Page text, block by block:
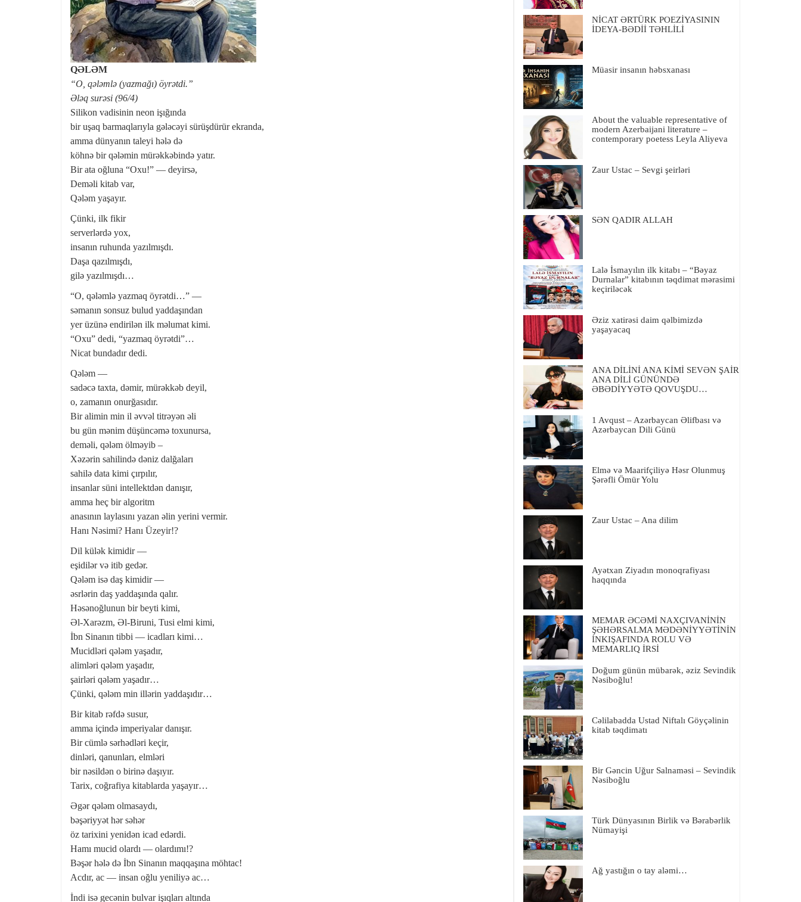
QƏLƏM
“O, qələmlə (yazmağı) öyrətdi.”
Ələq surəsi (96/4)
Silikon vadisinin neon işığında
bir uşaq barmaqlarıyla gələcəyi sürüşdürür ekranda,
amma dünyanın taleyi hələ də
köhnə bir qələmin mürəkkəbində yatır.
Bir ata oğluna “Oxu!” — deyirsə,
Deməli kitab var,
Qələm yaşayır.
Çünki, ilk fikir
serverlərdə yox,
insanın ruhunda yazılmışdı.
Daşa qazılmışdı,
gilə yazılmışdı…
“O, qələmlə yazmaq öyrətdi…” —
səmanın sonsuz bulud yaddaşından
yer üzünə endirilən ilk məlumat kimi.
“Oxu” dedi, “yazmaq öyrətdi”…
Nicat bundadır dedi.
Qələm —
sadəcə taxta, dəmir, mürəkkəb deyil,
o, zamanın onurğasıdır.
Bir alimin min il əvvəl titrəyən əli
bu gün mənim düşüncəmə toxunursa,
deməli, qələm ölməyib –
Xəzərin sahilində dəniz dalğaları
sahilə data kimi çırpılır,
insanlar süni intellektdən danışır,
amma heç bir algoritm
anasının laylasını yazan əlin yerini vermir.
Hanı Nəsimi? Hanı Üzeyir!?
Dil külək kimidir —
eşidilər və itib gedər.
Qələm isə daş kimidir —
əsrlərin daş yaddaşında qalır.
Həsənoğlunun bir beyti kimi,
Əl-Xarəzm, Əl-Biruni, Tusi elmi kimi,
İbn Sinanın tibbi — icadları kimi…
Mucidləri qələm yaşadır,
alimləri qələm yaşadır,
şairləri qələm yaşadır…
Çünki, qələm min illərin yaddaşıdır…
Bir kitab rəfdə susur,
amma içində imperiyalar danışır.
Bir cümlə sərhədləri keçir,
dinləri, qanunları, elmləri
bir nəsildən o birinə daşıyır.
Tarix, coğrafiya kitablarda yaşayır…
Əgər qələm olmasaydı,
bəşəriyyət hər səhər
öz tarixini yenidən icad edərdi.
Hamı mucid olardı — olardımı!?
Bəşər hələ də İbn Sinanın maqqaşına möhtac!
Acdır, ac — insan oğlu yeniliyə ac…
İndi isə gecənin bulvar işıqları altında
NİCAT ƏRTÜRK POEZİYASININ
İDEYA-BƏDİİ TƏHLİLİ
Müasir insanın həbsxanası
About the valuable representative of
modern Azerbaijani literature –
contemporary poetess Leyla Aliyeva
Zaur Ustac – Sevgi şeirləri
SƏN QADIR ALLAH
Lalə İsmayılın ilk kitabı – “Bəyaz
Durnalar” kitabının təqdimat mərasimi
keçiriləcək
Əziz xatirəsi daim qəlbimizdə
yaşayacaq
ANA DİLİNİ ANA KİMİ SEVƏN ŞAİR
ANA DİLİ GÜNÜNDƏ
ƏBƏDİYYƏTƏ QOVUŞDU…
1 Avqust – Azərbaycan Əlifbası və
Azərbaycan Dili Günü
Elmə və Maarifçiliyə Həsr Olunmuş
Şərəfli Ömür Yolu
Zaur Ustac – Ana dilim
Ayətxan Ziyadın monoqrafiyası
haqqında
MEMAR ƏCƏMİ NAXÇIVANİNİN
ŞƏHƏRSALMA MƏDƏNİYYƏTİNİN
İNKIŞAFINDA ROLU VƏ
MEMARLIQ İRSİ
Doğum günün mübarək, əziz Sevindik
Nəsiboğlu!
Cəlilabadda Ustad Niftalı Göyçəlinin
kitab təqdimatı
Bir Gəncin Uğur Salnaməsi – Sevindik
Nəsiboğlu
Türk Dünyasının Birlik və Bərabərlik
Nümayişi
Ağ yastığın o tay aləmi…